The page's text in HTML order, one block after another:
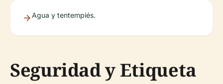
Agua y tentempiés.
Seguridad y Etiqueta